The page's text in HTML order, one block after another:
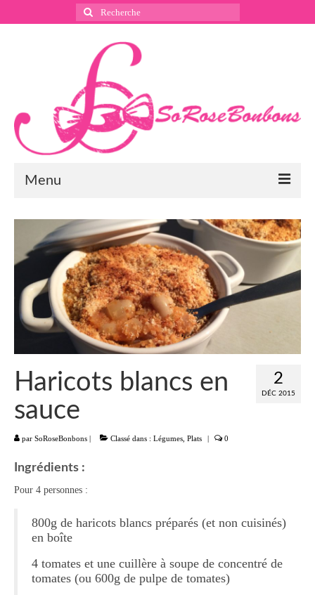
Rechercher
:
Menu
Suivez nous
Instagram
Pinterest
Facebook
Liste
Aumônières Feuilletés Samoussas
Blinis Cakes
Plats
Légumes
2
DÉC 2015
Haricots blancs en
sauce
par SoRoseBonbons | Classé dans : Légumes Plats | 0
Ingrédients :
Pour 4 personnes :
800g de haricots blancs préparés (et non cuisinés)
en boîte
4 tomates et une cuillère à soupe de concentré de
tomates (ou 600g de pulpe de tomates)